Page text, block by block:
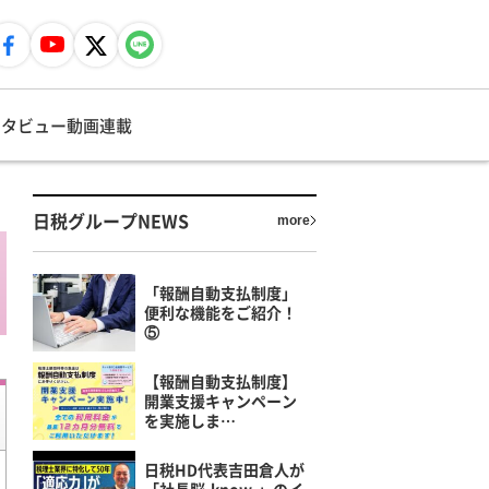
ビュー動画連載
日税グループNEWS more
「報酬自動支払制度」
便利な機能をご紹介！
⑤
【報酬自動支払制度】
開業支援キャンペーン
を実施しま…
日税HD代表吉田倉人が